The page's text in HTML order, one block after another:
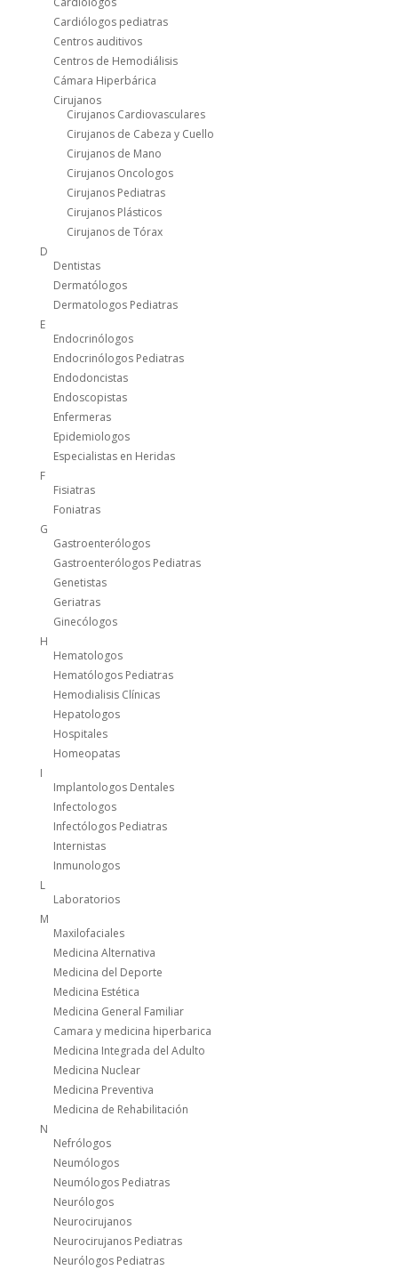
Cardiólogos pediatras
Centros auditivos
Centros de Hemodiálisis
Cámara Hiperbárica
Cirujanos
Cirujanos Cardiovasculares
Cirujanos de Cabeza y Cuello
Cirujanos de Mano
Cirujanos Oncologos
Cirujanos Pediatras
Cirujanos Plásticos
Cirujanos de Tórax
D
Dentistas
Dermatólogos
Dermatologos Pediatras
E
Endocrinólogos
Endocrinólogos Pediatras
Endodoncistas
Endoscopistas
Enfermeras
Epidemiologos
Especialistas en Heridas
F
Fisiatras
Foniatras
G
Gastroenterólogos
Gastroenterólogos Pediatras
Genetistas
Geriatras
Ginecólogos
H
Hematologos
Hematólogos Pediatras
Hemodialisis Clínicas
Hepatologos
Hospitales
Homeopatas
I
Implantologos Dentales
Infectologos
Infectólogos Pediatras
Internistas
Inmunologos
L
Laboratorios
M
Maxilofaciales
Medicina Alternativa
Medicina del Deporte
Medicina Estética
Medicina General Familiar
Camara y medicina hiperbarica
Medicina Integrada del Adulto
Medicina Nuclear
Medicina Preventiva
Medicina de Rehabilitación
N
Nefrólogos
Neumólogos
Neumólogos Pediatras
Neurólogos
Neurocirujanos
Neurocirujanos Pediatras
Neurólogos Pediatras